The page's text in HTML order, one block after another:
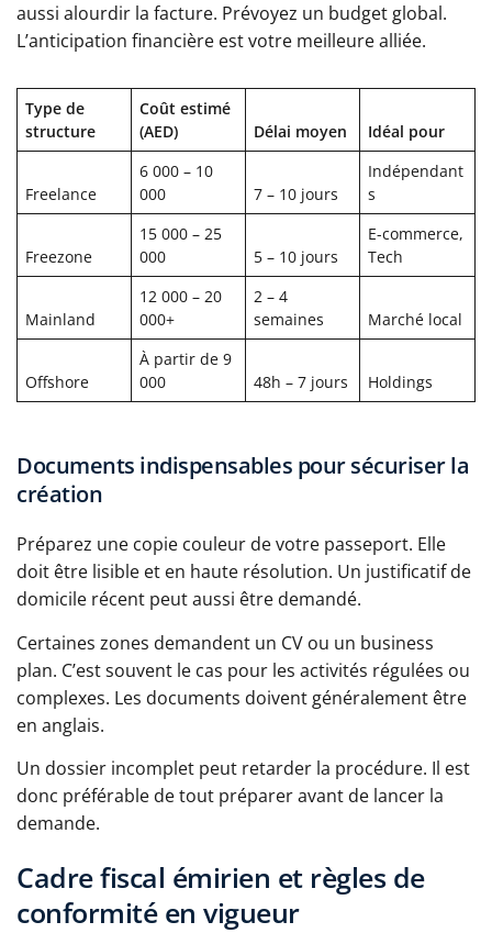
aussi alourdir la facture. Prévoyez un budget global.
L’anticipation financière est votre meilleure alliée.
Type de
structure
Coût estimé
(AED)
Délai moyen Idéal pour
Freelance
6 000 – 10
000
7 – 10 jours
Indépendant
s
Freezone
15 000 – 25
000
5 – 10 jours
E-commerce,
Tech
Mainland
12 000 – 20
000+
2 – 4
semaines
Marché local
Offshore
À partir de 9
000
48h – 7 jours Holdings
Documents indispensables pour sécuriser la
création
Préparez une copie couleur de votre passeport. Elle
doit être lisible et en haute résolution. Un justificatif de
domicile récent peut aussi être demandé.
Certaines zones demandent un CV ou un business
plan. C’est souvent le cas pour les activités régulées ou
complexes. Les documents doivent généralement être
en anglais.
Un dossier incomplet peut retarder la procédure. Il est
donc préférable de tout préparer avant de lancer la
demande.
Cadre fiscal émirien et règles de
conformité en vigueur